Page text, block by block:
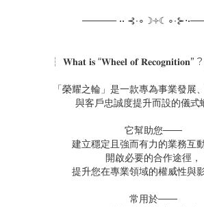
───── ••
┆ 𝐖𝐡𝐚𝐭 𝐢𝐬 “𝐖𝐡𝐞𝐞𝐥 𝐨𝐟 𝐑𝐞𝐜𝐨𝐠𝐧𝐢𝐭𝐢𝐨𝐧”
「榮耀之輪」是一款專為事業發展
與客戶忠誠度提升而設的儀式
它幫助您——
建立穩定且強而有力的業務互
開啟必要的合作途徑，
提升您在專業領域的權威性與
常用於——